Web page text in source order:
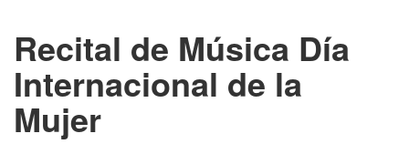
Recital de Música Día
Internacional de la
Mujer